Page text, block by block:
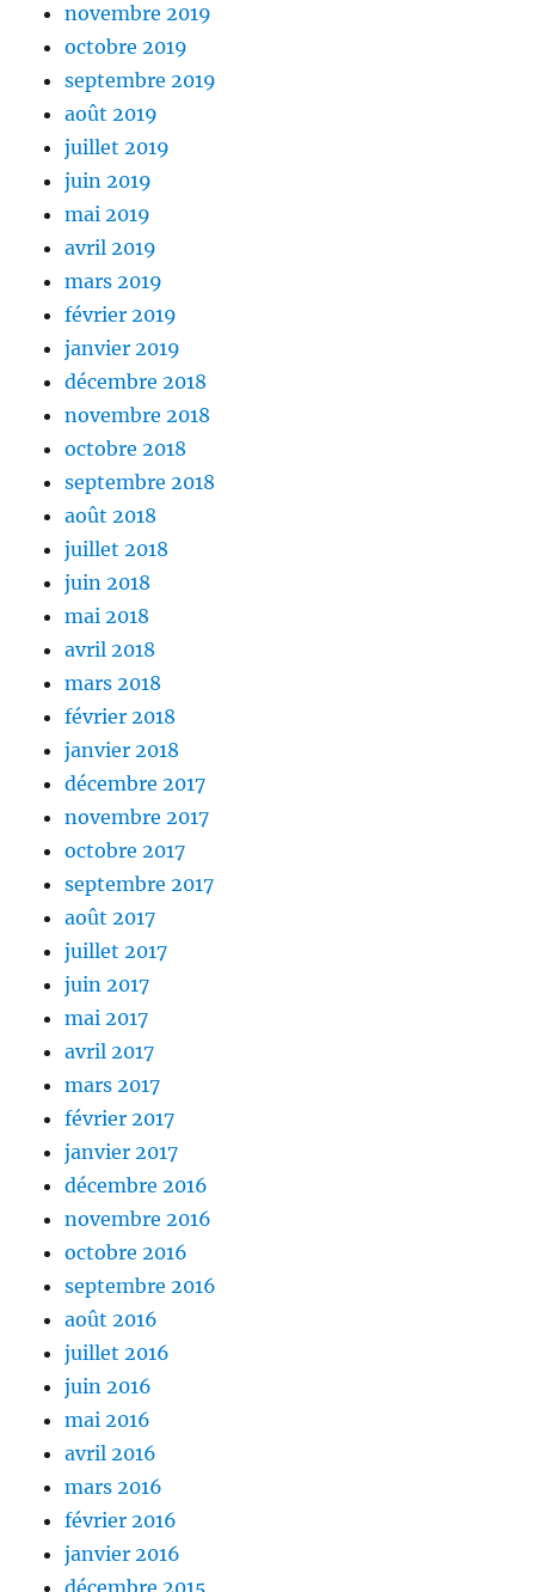
novembre 2019
octobre 2019
septembre 2019
août 2019
juillet 2019
juin 2019
mai 2019
avril 2019
mars 2019
février 2019
janvier 2019
décembre 2018
novembre 2018
octobre 2018
septembre 2018
août 2018
juillet 2018
juin 2018
mai 2018
avril 2018
mars 2018
février 2018
janvier 2018
décembre 2017
novembre 2017
octobre 2017
septembre 2017
août 2017
juillet 2017
juin 2017
mai 2017
avril 2017
mars 2017
février 2017
janvier 2017
décembre 2016
novembre 2016
octobre 2016
septembre 2016
août 2016
juillet 2016
juin 2016
mai 2016
avril 2016
mars 2016
février 2016
janvier 2016